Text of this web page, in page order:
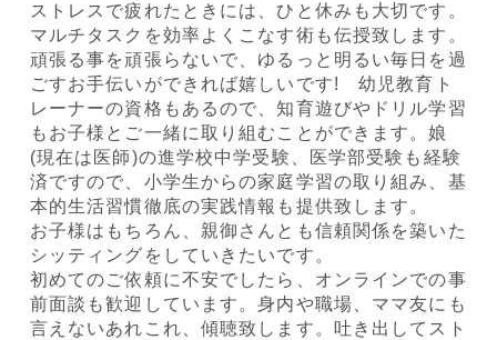
ストレスで疲れたときには、ひと休みも大切です。
マルチタスクを効率よくこなす術も伝授致します。
頑張る事を頑張らないで、ゆるっと明るい毎日を過
ごすお手伝いができれば嬉しいです! 幼児教育ト
レーナーの資格もあるので、知育遊びやドリル学習
もお子様とご一緒に取り組むことができます。娘
(現在は医師)の進学校中学受験、医学部受験も経験
済ですので、小学生からの家庭学習の取り組み、基
本的生活習慣徹底の実践情報も提供致します。
お子様はもちろん、親御さんとも信頼関係を築いた
シッティングをしていきたいです。
初めてのご依頼に不安でしたら、オンラインでの事
前面談も歓迎しています。身内や職場、ママ友にも
言えないあれこれ、傾聴致します。吐き出してスト